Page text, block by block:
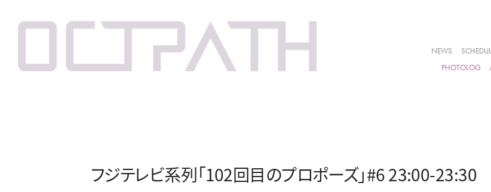
NEWS
PHOTOLOG
フジテレビ系列「102回目のプロポーズ」#6 23:00-23:30